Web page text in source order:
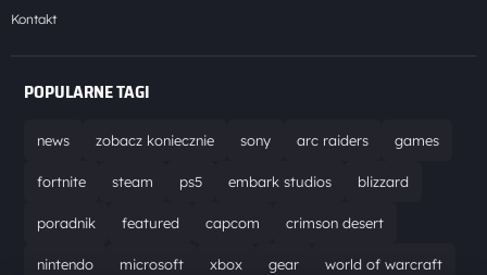
Kontakt
POPULARNE TAGI
news zobacz koniecznie sony arc raiders games
fortnite steam ps5 embark studios blizzard
poradnik featured capcom crimson desert
nintendo microsoft xbox gear world of warcraft